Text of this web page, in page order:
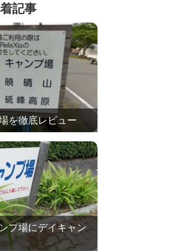
記事
を徹底レビュー
プ場にデイキャン